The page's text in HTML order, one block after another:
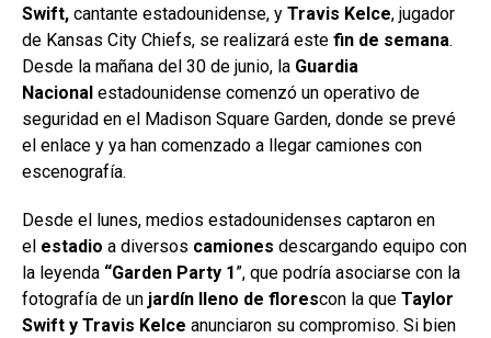
Swift, cantante estadounidense, y Travis Kelce, jugador
de Kansas City Chiefs, se realizará este fin de semana.
Desde la mañana del 30 de junio, la Guardia
Nacional estadounidense comenzó un operativo de
seguridad en el Madison Square Garden, donde se prevé
el enlace y ya han comenzado a llegar camiones con
escenografía.
Desde el lunes, medios estadounidenses captaron en
el estadio a diversos camiones descargando equipo con
la leyenda “Garden Party 1 ”, que podría asociarse con la
fotografía de un jardín lleno de florescon la que Taylor
Swift y Travis Kelce anunciaron su compromiso. Si bien